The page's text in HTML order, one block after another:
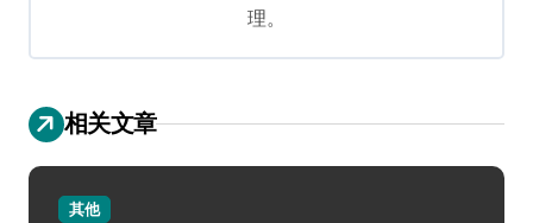
理。
相关文章
其他